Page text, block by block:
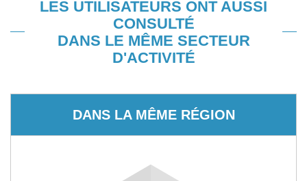
LES UTILISATEURS ONT AUSSI
CONSULTÉ
DANS LE MÊME SECTEUR
D'ACTIVITÉ
DANS LA MÊME RÉGION